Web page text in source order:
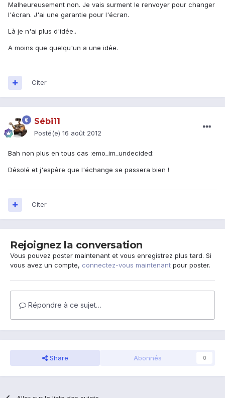
Malheureusement non. Je vais surment le renvoyer pour changer
l'écran. J'ai une garantie pour l'écran.
Là je n'ai plus d'idée..
A moins que quelqu'un a une idée.
Citer
Sébi11
Posté(e) 16 août 2012
Bah non plus en tous cas :emo_im_undecided:
Désolé et j'espère que l'échange se passera bien !
Citer
Rejoignez la conversation
Vous pouvez poster maintenant et vous enregistrez plus tard. Si
vous avez un compte, connectez-vous maintenant pour poster.
Répondre à ce sujet…
Share Abonnés 0